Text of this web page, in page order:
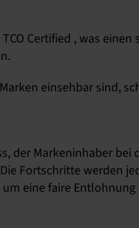
Certified , was einen
einsehbar sind,
der Markeninhaber bei
Fortschritte werden
eine faire